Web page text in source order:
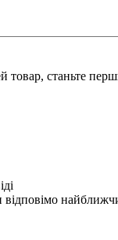
товар, станьте
відповімо